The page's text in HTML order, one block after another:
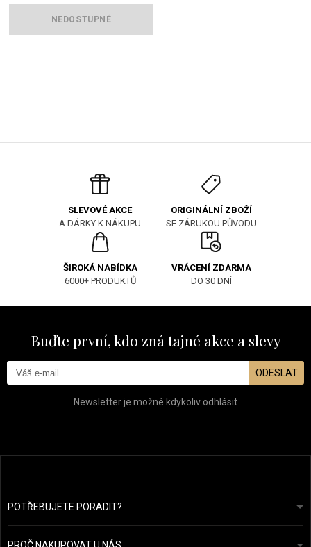
NEDOSTUPNÉ
SLEVOVÉ AKCE
A DÁRKY K NÁKUPU
ORIGINÁLNÍ ZBOŽÍ
SE ZÁRUKOU PŮVODU
ŠIROKÁ NABÍDKA
6000+ PRODUKTŮ
VRÁCENÍ ZDARMA
DO 30 DNÍ
Buďte první, kdo zná tajné akce a slevy
ODESLAT
Newsletter je možné kdykoliv odhlásit
POTŘEBUJETE PORADIT?info@prozdravevlasy.cz
Odpovíme do 24 hodin.
Obchodní podmínky